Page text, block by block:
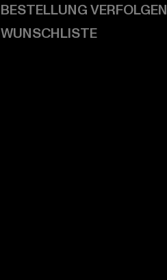
BESTELLUNG VERFOLGEN
WUNSCHLISTE